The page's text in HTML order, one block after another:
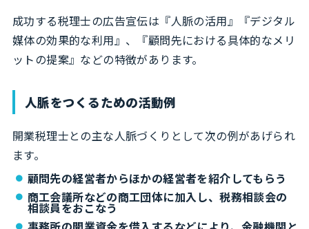
成功する税理士の広告宣伝は『人脈の活用』『デジタル
媒体の効果的な利用』、『顧問先における具体的なメリ
ットの提案』などの特徴があります。
人脈をつくるための活動例
開業税理士との主な人脈づくりとして次の例があげられ
ます。
顧問先の経営者からほかの経営者を紹介してもらう
商工会議所などの商工団体に加入し、税務相談会の
相談員をおこなう